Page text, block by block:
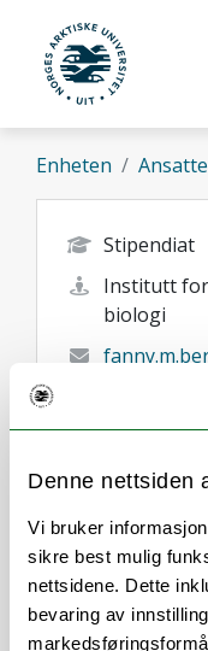
Denne nettsiden
Vi bruker
sikre best mulig
nettsidene. Dette
bevaring av
Gå til hovedinnhold
UiT Norges
Enheten Ansatte
Stipendiat
Institutt
biologi
Her finner
Om